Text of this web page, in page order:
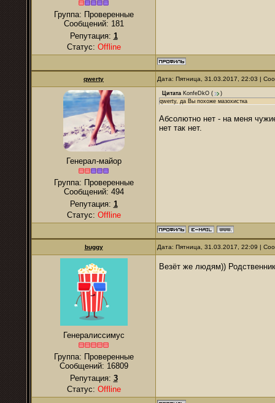
Группа: Проверенные
Сообщений: 181
Репутация: 1
Статус: Offline
qwerty Дата: Пятница, 31.03.2017, 22:03 |
Генерал-майор
Группа: Проверенные
Сообщений: 494
Репутация: 1
Статус: Offline
Цитата KonfeDkO (
)
qwerty, да Вы похоже мазохистка
Абсолютно нет - на меня
нет так нет.
buggy Дата: Пятница, 31.03.2017, 22:09 |
Генералиссимус
Группа: Проверенные
Сообщений: 16809
Репутация: 3
Статус: Offline
Везёт же людям))